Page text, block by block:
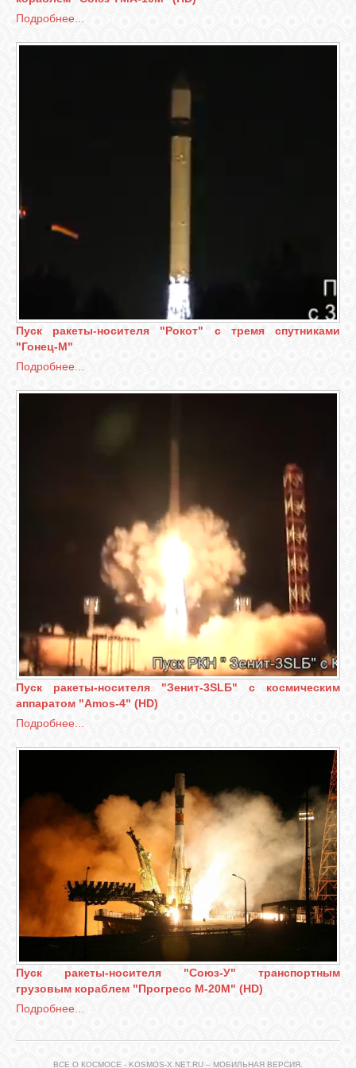
Подробнее...
Пуск ракеты-носителя "Рокот" с тремя спутниками
"Гонец-М"
Подробнее...
Пуск ракеты-носителя "Зенит-3SLБ" с космическим
аппаратом "Amos-4" (HD)
Подробнее...
Пуск ракеты-носителя "Союз-У" транспортным
грузовым кораблем "Прогресс М-20М" (HD)
Подробнее...
ВСЕ О КОСМОСЕ - KOSMOS-X.NET.RU – МОБИЛЬНАЯ ВЕРСИЯ.